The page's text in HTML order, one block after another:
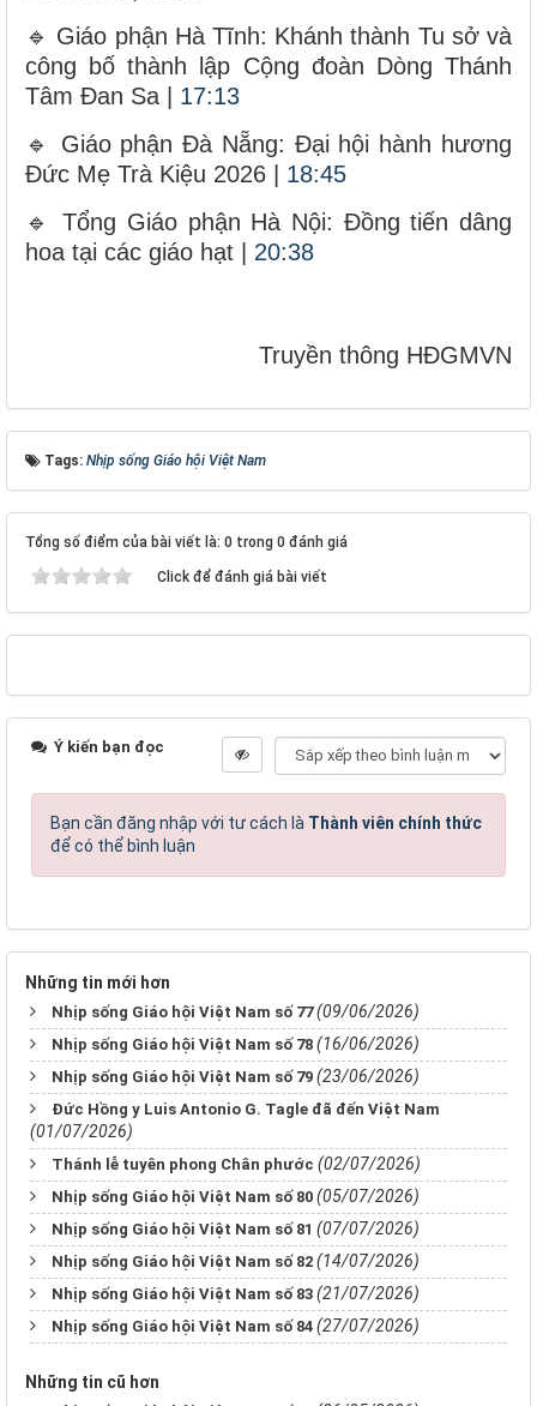
🔹 Giáo phận Hà Tĩnh: Khánh thành Tu sở và
công bố thành lập Cộng đoàn Dòng Thánh
Tâm Đan Sa | 17:13
🔹 Giáo phận Đà Nẵng: Đại hội hành hương
Đức Mẹ Trà Kiệu 2026 | 18:45
🔹 Tổng Giáo phận Hà Nội: Đồng tiến dâng
hoa tại các giáo hạt | 20:38
Truyền thông HĐGMVN
Tags: Nhịp sống Giáo hội Việt Nam
Tổng số điểm của bài viết là: 0 trong 0 đánh giá
Click để đánh giá bài viết
Ý kiến bạn đọc
Bạn cần đăng nhập với tư cách là Thành viên chính thức
để có thể bình luận
Những tin mới hơn
Nhịp sống Giáo hội Việt Nam số 77 (09/06/2026)
Nhịp sống Giáo hội Việt Nam số 78 (16/06/2026)
Nhịp sống Giáo hội Việt Nam số 79 (23/06/2026)
Đức Hồng y Luis Antonio G. Tagle đã đến Việt Nam
(01/07/2026)
Thánh lễ tuyên phong Chân phước (02/07/2026)
Nhịp sống Giáo hội Việt Nam số 80 (05/07/2026)
Nhịp sống Giáo hội Việt Nam số 81 (07/07/2026)
Nhịp sống Giáo hội Việt Nam số 82 (14/07/2026)
Nhịp sống Giáo hội Việt Nam số 83 (21/07/2026)
Nhịp sống Giáo hội Việt Nam số 84 (27/07/2026)
Những tin cũ hơn